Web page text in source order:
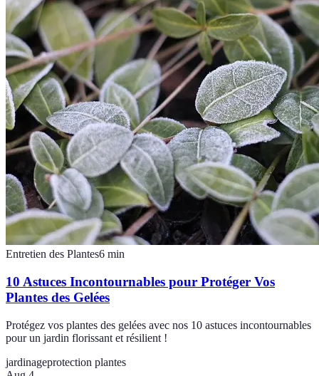
Entretien des Plantes6 min
10 Astuces Incontournables pour Protéger Vos
Plantes des Gelées
Protégez vos plantes des gelées avec nos 10 astuces incontournables
pour un jardin florissant et résilient !
jardinageprotection plantes